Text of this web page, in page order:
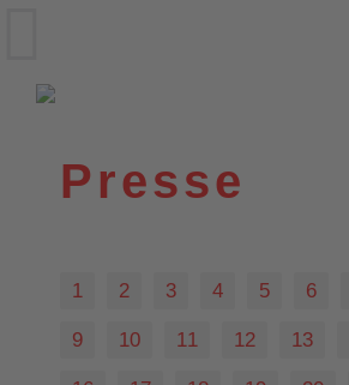
Presse
1 2 3 4 5 6
9 10 11 12 13